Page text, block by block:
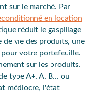
sur le marché. Par
en location
réduit le gaspillage
de vie des produits, une
votre portefeuille.
sur les produits.
type A+, A, B... ou
médiocre, l'état